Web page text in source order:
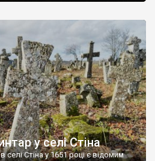
у селі Стіна
Стіна у 1651 році є відомим